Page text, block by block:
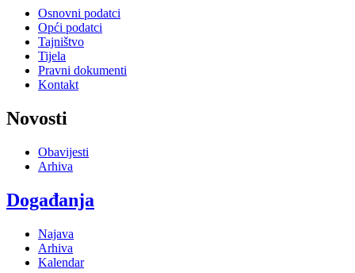
Osnovni podatci
Opći podatci
Tajništvo
Tijela
Pravni dokumenti
Kontakt
Novosti
Obavijesti
Arhiva
Događanja
Najava
Arhiva
Kalendar